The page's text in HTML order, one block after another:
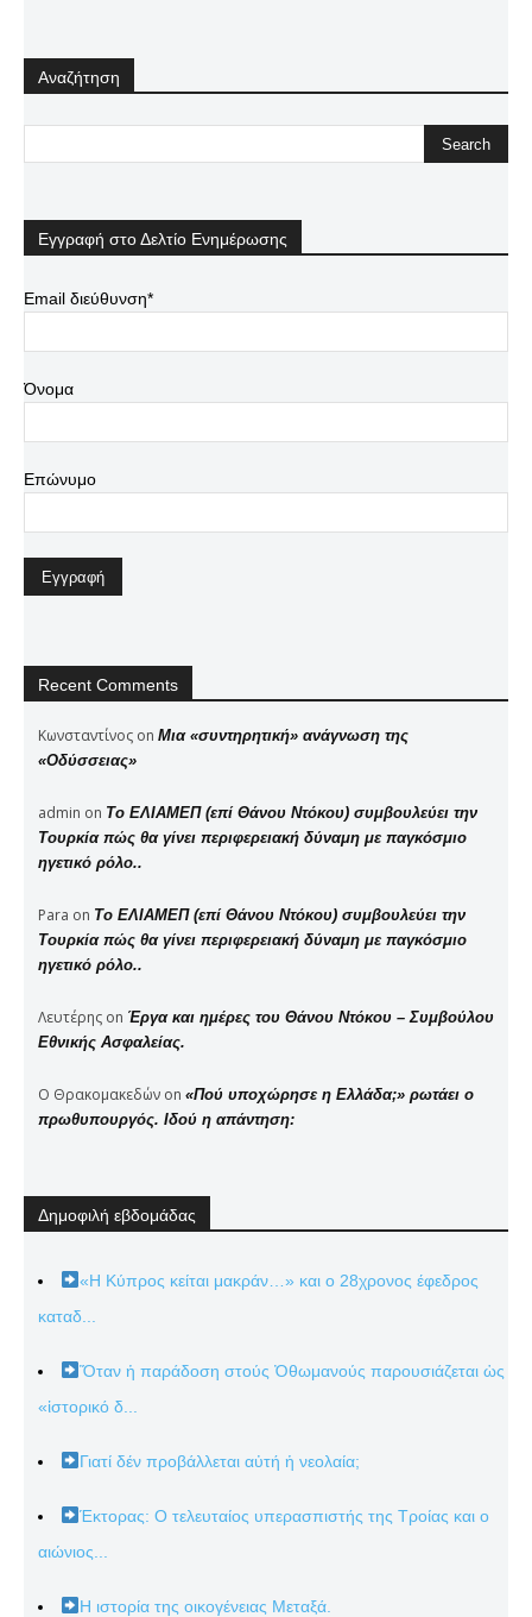
Αναζήτηση
Εγγραφή στο Δελτίο Ενημέρωσης
Email διεύθυνση*
Όνομα
Επώνυμο
Recent Comments
Κωνσταντίνος on Μια «συντηρητική» ανάγνωση της
«Οδύσσειας»
admin on Το ΕΛΙΑΜΕΠ (επί Θάνου Ντόκου) συμβουλεύει την
Τουρκία πώς θα γίνει περιφερειακή δύναμη με παγκόσμιο
ηγετικό ρόλο..
Para on Το ΕΛΙΑΜΕΠ (επί Θάνου Ντόκου) συμβουλεύει την
Τουρκία πώς θα γίνει περιφερειακή δύναμη με παγκόσμιο
ηγετικό ρόλο..
Λευτέρης on Έργα και ημέρες του Θάνου Ντόκου – Συμβούλου
Εθνικής Ασφαλείας.
Ο Θρακομακεδών on «Πού υποχώρησε η Ελλάδα;» ρωτάει ο
πρωθυπουργός. Ιδού η απάντηση:
Δημοφιλή εβδομάδας
«Η Κύπρος κείται μακράν…» και ο 28χρονος έφεδρος
καταδ...
Ὅταν ἡ παράδοση στούς Ὀθωμανούς παρουσιάζεται ὡς
«ἱστορικό δ...
Γιατί δέν προβάλλεται αὐτή ἡ νεολαία;
Έκτορας: Ο τελευταίος υπερασπιστής της Τροίας και ο
αιώνιος...
Η ιστορία της οικογένειας Μεταξά.